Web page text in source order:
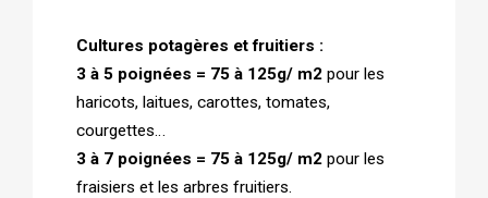
Cultures potagères et fruitiers :
3 à 5 poignées = 75 à 125g/ m2 pour les
haricots, laitues, carottes, tomates,
courgettes…
3 à 7 poignées = 75 à 125g/ m2 pour les
fraisiers et les arbres fruitiers.